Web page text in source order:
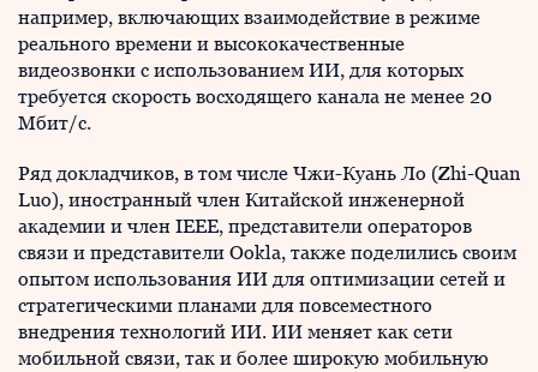
например, включающих взаимодействие в режиме
реального времени и высококачественные
видеозвонки с использованием ИИ, для которых
требуется скорость восходящего канала не менее 20
Мбит/с.
Ряд докладчиков, в том числе Чжи-Куань Ло (Zhi-Quan
Luo), иностранный член Китайской инженерной
академии и член IEEE, представители операторов
связи и представители Ookla, также поделились своим
опытом использования ИИ для оптимизации сетей и
стратегическими планами для повсеместного
внедрения технологий ИИ. ИИ меняет как сети
мобильной связи, так и более широкую мобильную